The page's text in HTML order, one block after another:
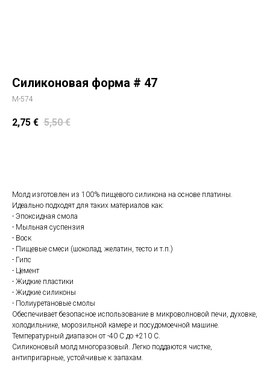
Силиконовая форма # 47
M-574
2,75 € 5,50 €
Молд изготовлен из 100% пищевого силикона на основе платины.
Идеально подходят для таких материалов как:
- Эпоксидная смола
- Мыльная суспензия
- Воск
- Пищевые смеси (шоколад, желатин, тесто и т.п.)
- Гипс
- Цемент
- Жидкие пластики
- Жидкие силиконы
- Полиуретановые смолы
Обеспечивает безопасное использование в микроволновой печи, духовке,
холодильнике, морозильной камере и посудомоечной машине.
Температурный диапазон от -40 С до +210 С.
Силиконовый молд многоразовый. Легко поддаются чистке,
антипригарные, устойчивые к запахам.